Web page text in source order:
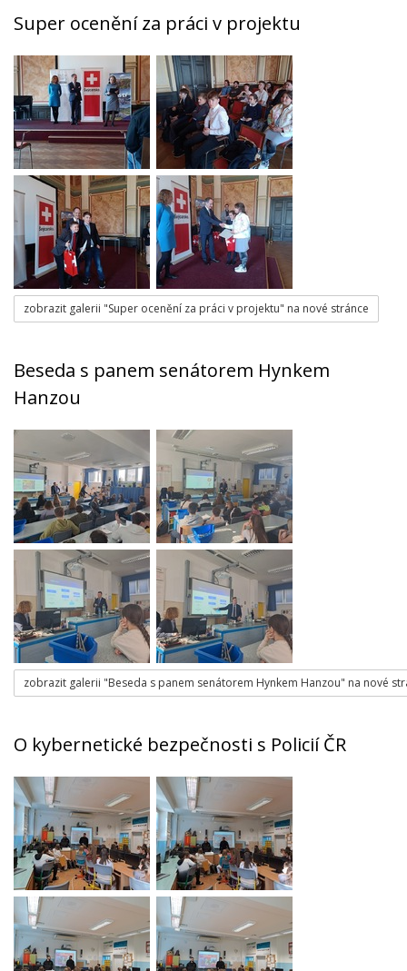
Super ocenění za práci v projektu
zobrazit galerii "Super ocenění za práci v projektu" na nové stránce
Beseda s panem senátorem Hynkem
Hanzou
zobrazit galerii "Beseda s panem senátorem Hynkem Hanzou" na nové
O kybernetické bezpečnosti s Policií ČR